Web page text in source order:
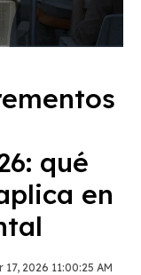
qué
en
17, 2026 11:00:25 AM